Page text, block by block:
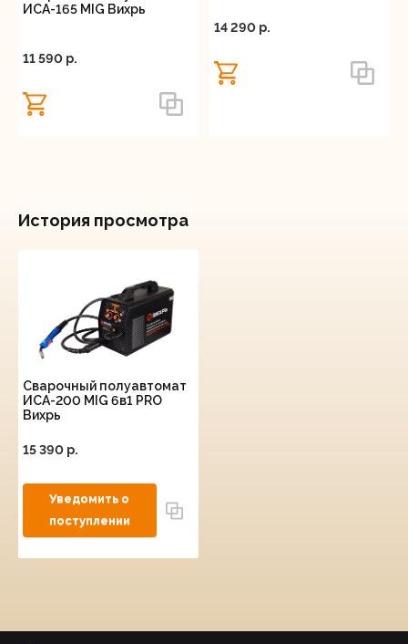
ИСА-165 MIG Вихрь
11 590 p.
14 290 p.
История просмотра
Сварочный полуавтомат
ИСА-200 MIG 6в1 PRO
Вихрь
15 390 p.